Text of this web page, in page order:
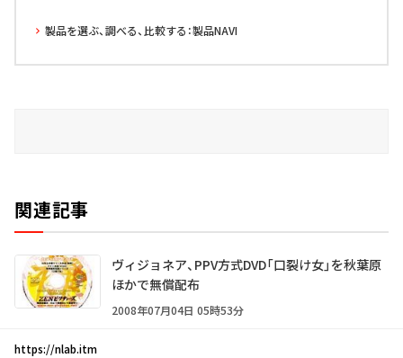
製品を選ぶ、調べる、比較する：製品NAVI
関連記事
ヴィジョネア、PPV方式DVD「口裂け女」を秋葉原
ほかで無償配布
2008年07月04日 05時53分
https://nlab.itm